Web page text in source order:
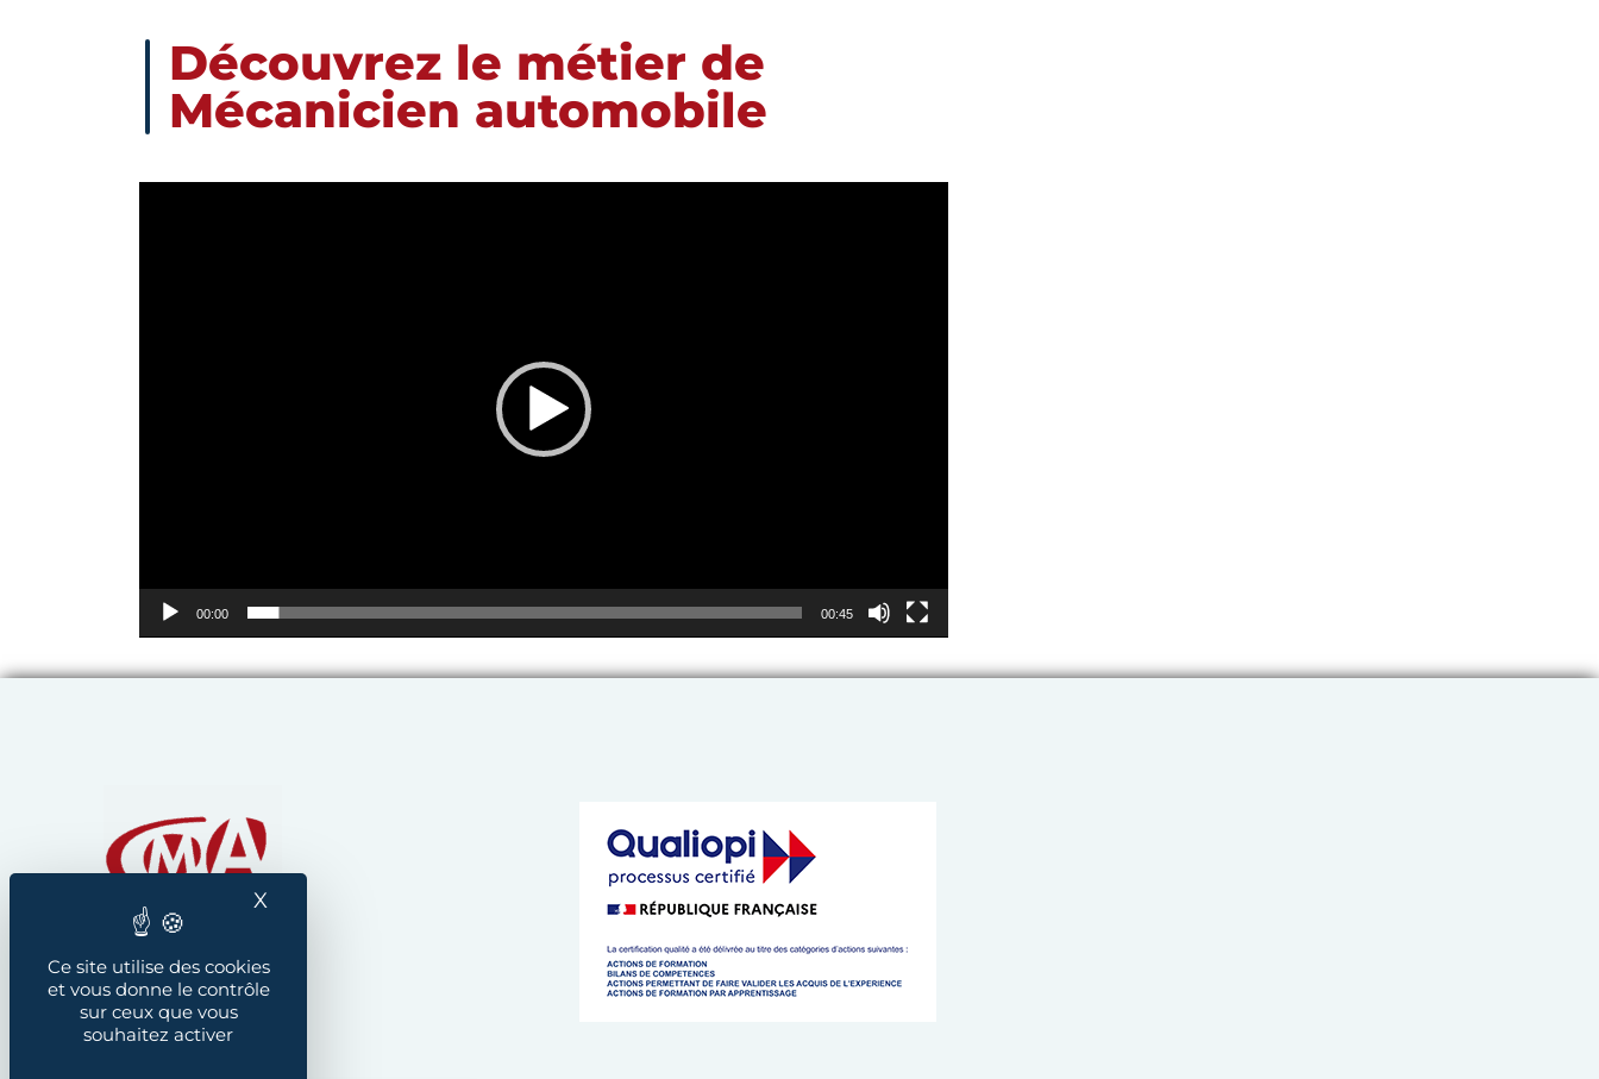
Ce site utilise des cookies
et vous donne le contrôle
sur ceux que vous
souhaitez activer
X Masquer le bandeau des cookies
Découvrez le métier de
Mécanicien automobile
00:00 00:45
Chambre de Métiers et de l’Artisanat de Bretagne
Instagram